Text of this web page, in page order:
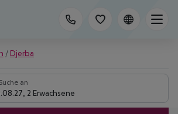
/ Djerba
an
2 Erwachsene